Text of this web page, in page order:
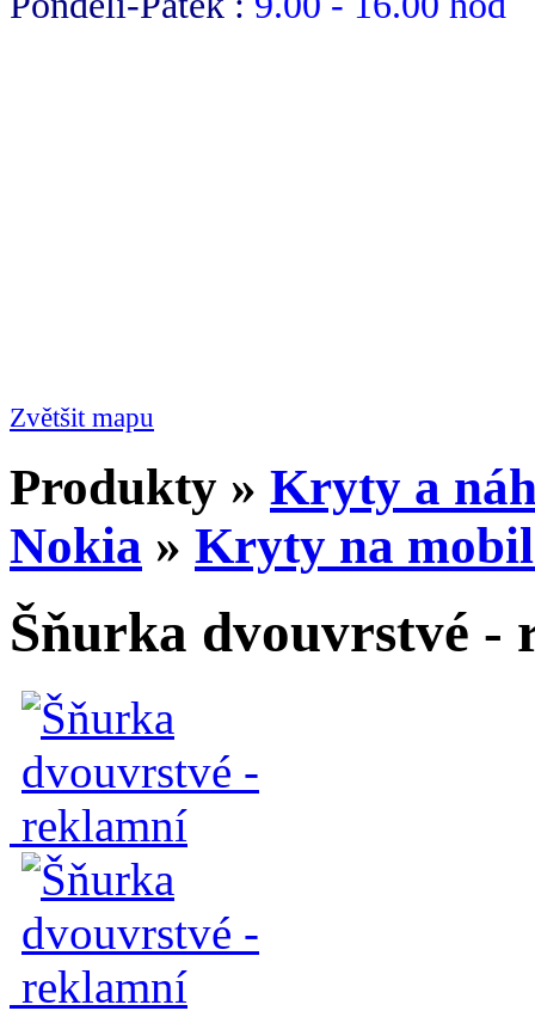
Zvětšit mapu
Produkty » Kryty a
Nokia » Kryty na
Šňurka dvouvrstvé -